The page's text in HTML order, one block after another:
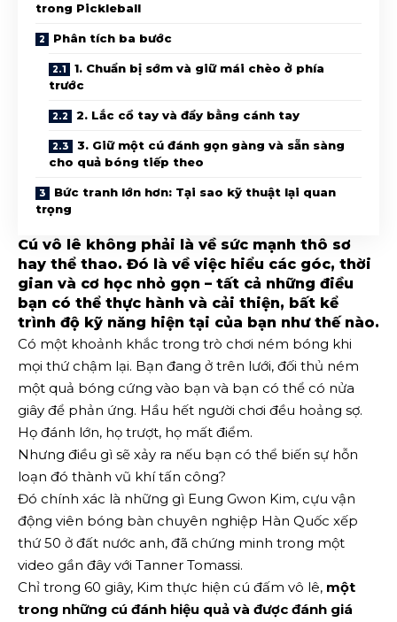
trong Pickleball
Phân tích ba bước
1. Chuẩn bị sớm và giữ mái chèo ở phía
trước
2. Lắc cổ tay và đẩy bằng cánh tay
3. Giữ một cú đánh gọn gàng và sẵn sàng
cho quả bóng tiếp theo
Bức tranh lớn hơn: Tại sao kỹ thuật lại quan
trọng
Cú vô lê không phải là về sức mạnh thô sơ
hay thể thao. Đó là về việc hiểu các góc, thời
gian và cơ học nhỏ gọn – tất cả những điều
bạn có thể thực hành và cải thiện, bất kể
trình độ kỹ năng hiện tại của bạn như thế nào.
Có một khoảnh khắc trong trò chơi ném bóng khi
mọi thứ chậm lại. Bạn đang ở trên lưới, đối thủ ném
một quả bóng cứng vào bạn và bạn có thể có nửa
giây để phản ứng. Hầu hết người chơi đều hoảng sợ.
Họ đánh lớn, họ trượt, họ mất điểm.
Nhưng điều gì sẽ xảy ra nếu bạn có thể biến sự hỗn
loạn đó thành vũ khí tấn công?
Đó chính xác là những gì Eung Gwon Kim, cựu vận
động viên bóng bàn chuyên nghiệp Hàn Quốc xếp
thứ 50 ở đất nước anh, đã chứng minh trong một
video gần đây với Tanner Tomassi.
Chỉ trong 60 giây, Kim thực hiện cú đấm vô lê, một
trong những cú đánh hiệu quả và được đánh giá